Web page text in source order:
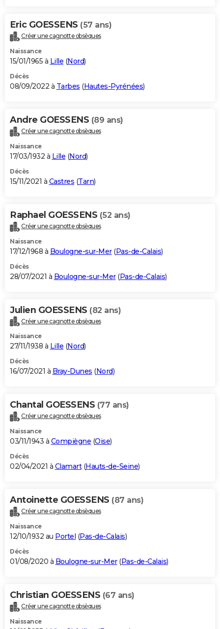
Eric GOESSENS (57 ans)
Créer une cagnotte obsèques
Naissance
15/01/1965 à Lille (Nord)
Décès
08/09/2022 à Tarbes (Hautes-Pyrénées)
Andre GOESSENS (89 ans)
Créer une cagnotte obsèques
Naissance
17/03/1932 à Lille (Nord)
Décès
15/11/2021 à Castres (Tarn)
Raphael GOESSENS (52 ans)
Créer une cagnotte obsèques
Naissance
17/12/1968 à Boulogne-sur-Mer(Pas-de-Calais)
Décès
28/07/2021 à Boulogne-sur-Mer(Pas-de-Calais)
Julien GOESSENS (82 ans)
Créer une cagnotte obsèques
Naissance
27/11/1938 à Lille (Nord)
Décès
16/07/2021 à Bray-Dunes (Nord)
Chantal GOESSENS (77 ans)
Créer une cagnotte obsèques
Naissance
03/11/1943 à Compiègne (Oise)
Décès
02/04/2021 à Clamart(Hauts-de-Seine)
Antoinette GOESSENS (87 ans)
Créer une cagnotte obsèques
Naissance
12/10/1932 au Portel (Pas-de-Calais)
Décès
01/08/2020 à Boulogne-sur-Mer(Pas-de-Calais)
Christian GOESSENS (67 ans)
Créer une cagnotte obsèques
Naissance